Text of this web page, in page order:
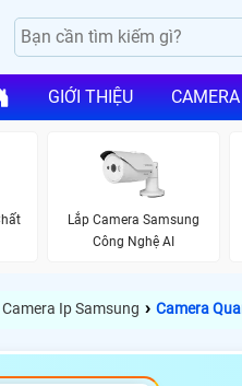
GIỚI THIỆU
Lắp Camera Samsung
Công Nghệ AI
Camera Ip Samsung › Camera